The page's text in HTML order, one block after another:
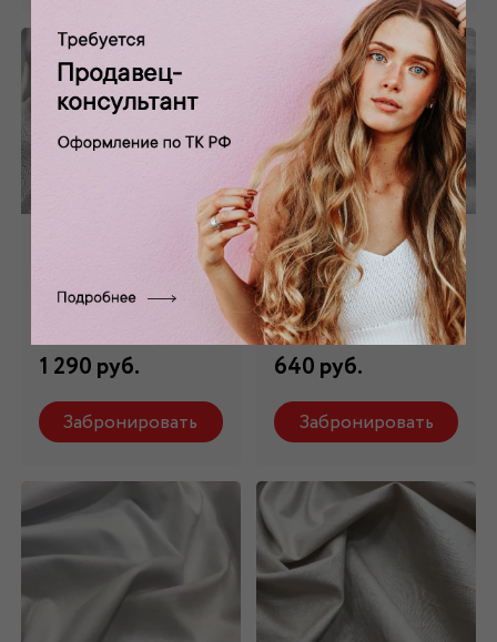
Хлопок белый ХБ -
043
1 290 руб.
Забронировать
Хлопок - батист
белый ХБ - 015
Состав: 100 % х/б
640 руб.
Забронировать